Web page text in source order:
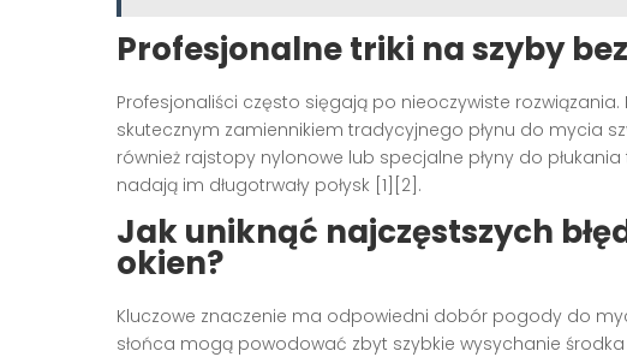
Profesjonalne triki na szyby
Profesjonaliści często sięgają po nieoczywiste rozwiązania.
skutecznym zamiennikiem tradycyjnego płynu do mycia
również rajstopy nylonowe lub specjalne płyny do
nadają im długotrwały połysk [1][2].
Jak uniknąć najczęstszych
okien?
Kluczowe znaczenie ma odpowiedni dobór pogody do
słońca mogą powodować zbyt szybkie wysychanie